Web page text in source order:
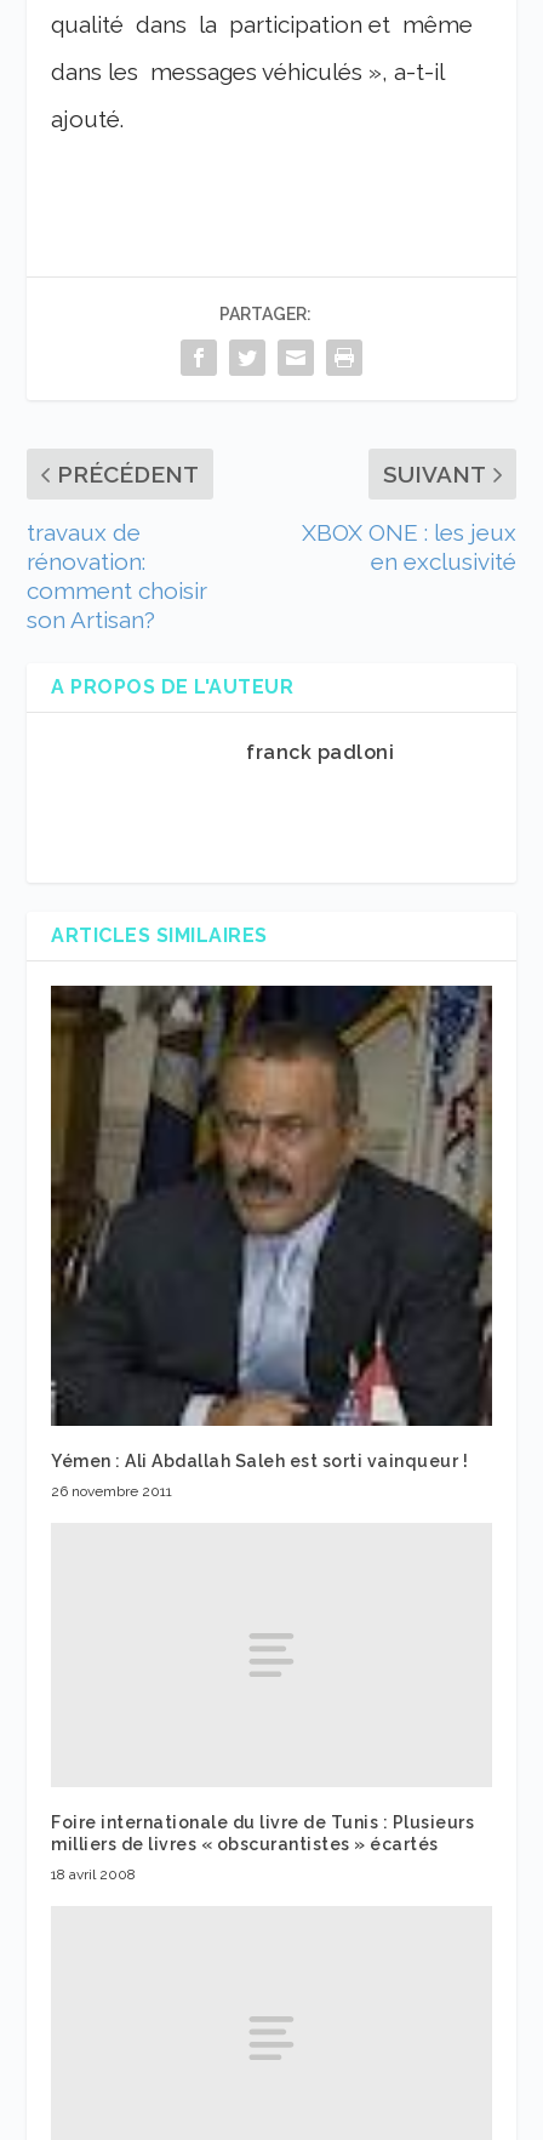
qualité dans la participation et même
dans les messages véhiculés », a-t-il
ajouté.
PARTAGER:
PRÉCÉDENT
travaux de
rénovation:
comment choisir
son Artisan?
SUIVANT
XBOX ONE : les jeux
en exclusivité
A PROPOS DE L'AUTEUR
franck padloni
ARTICLES SIMILAIRES
Yémen : Ali Abdallah Saleh est sorti vainqueur !
26 novembre 2011
Foire internationale du livre de Tunis : Plusieurs
milliers de livres « obscurantistes » écartés
18 avril 2008